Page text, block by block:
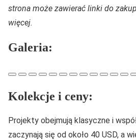
strona może zawierać linki do
więcej.
Galeria:
Kolekcje i ceny:
Projekty obejmują klasyczne i
zaczynają się od około 40 USD, a